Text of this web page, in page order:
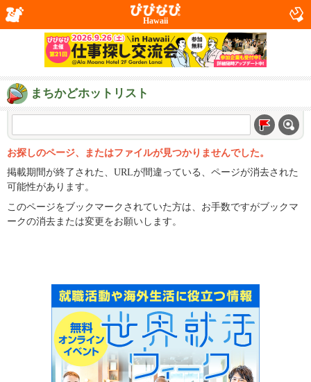
Hawaii
まちかどホットリスト
お探しのページ、またはファイルが見つかりませんでした。
掲載期間が終了された、URLが間違っている、ページが消去された
可能性があります。
このページをブックマークされていた方は、お手数ですがブックマ
ークの消去または変更をお願いします。